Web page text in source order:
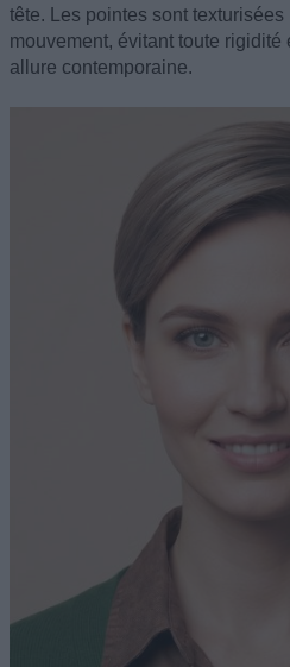
tête. Les pointes sont
mouvement, évitant toute
allure contemporaine.